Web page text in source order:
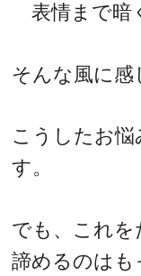
表情まで暗
そんな風に感
こうしたお
す。
でも、これを
諦めるのはも